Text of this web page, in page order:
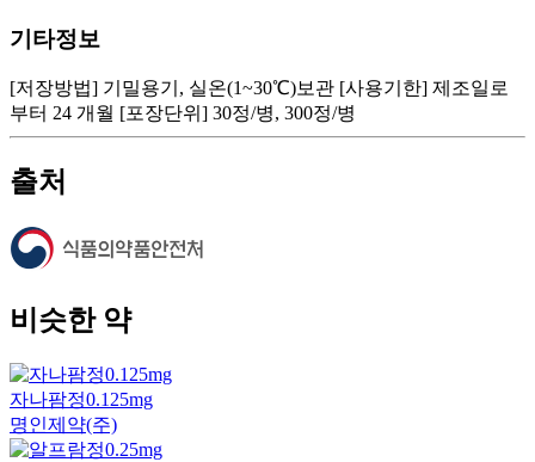
기타정보
[저장방법] 기밀용기, 실온(1~30℃)보관 [사용기한] 제조일로
부터 24 개월 [포장단위] 30정/병, 300정/병
출처
비슷한 약
자나팜정0.125mg
명인제약(주)